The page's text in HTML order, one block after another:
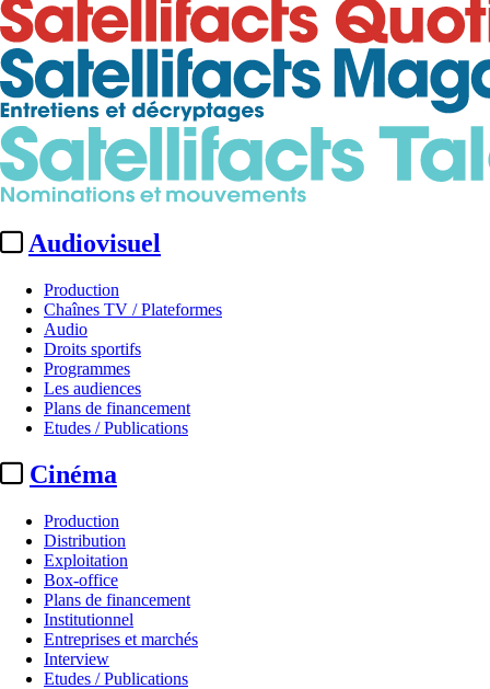
Audiovisuel
Production
Chaînes TV / Plateformes
Audio
Droits sportifs
Programmes
Les audiences
Plans de financement
Etudes / Publications
Cinéma
Production
Distribution
Exploitation
Box-office
Plans de financement
Institutionnel
Entreprises et marchés
Interview
Etudes / Publications